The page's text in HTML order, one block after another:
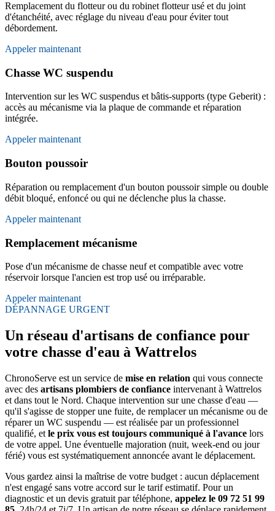
Remplacement du flotteur ou du robinet flotteur usé et du joint
d'étanchéité, avec réglage du niveau d'eau pour éviter tout
débordement.
Appeler maintenant
Chasse WC suspendu
Intervention sur les WC suspendus et bâtis-supports (type Geberit) :
accès au mécanisme via la plaque de commande et réparation
intégrée.
Appeler maintenant
Bouton poussoir
Réparation ou remplacement d'un bouton poussoir simple ou double
débit bloqué, enfoncé ou qui ne déclenche plus la chasse.
Appeler maintenant
Remplacement mécanisme
Pose d'un mécanisme de chasse neuf et compatible avec votre
réservoir lorsque l'ancien est trop usé ou irréparable.
Appeler maintenant
DÉPANNAGE URGENT
Un réseau d'artisans de confiance pour
votre chasse d'eau à Wattrelos
ChronoServe est un service de mise en relation qui vous connecte
avec des artisans plombiers de confiance intervenant à Wattrelos
et dans tout le Nord. Chaque intervention sur une chasse d'eau —
qu'il s'agisse de stopper une fuite, de remplacer un mécanisme ou de
réparer un WC suspendu — est réalisée par un professionnel
qualifié, et le prix vous est toujours communiqué à l'avance lors
de votre appel. Une éventuelle majoration (nuit, week-end ou jour
férié) vous est systématiquement annoncée avant le déplacement.
Vous gardez ainsi la maîtrise de votre budget : aucun déplacement
n'est engagé sans votre accord sur le tarif estimatif. Pour un
diagnostic et un devis gratuit par téléphone, appelez le 09 72 51 99